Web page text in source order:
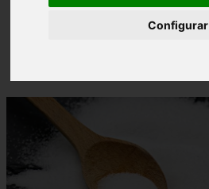
Configurar